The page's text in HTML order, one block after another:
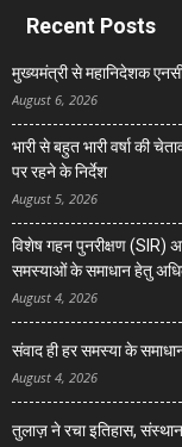
Recent Posts
मुख्यमंत्री से महानिदेशक
August 6, 2026
भारी से बहुत भारी वर्षा की
पर रहने के निर्देश
August 5, 2026
विशेष गहन पुनरीक्षण (SIR)
समस्याओं के समाधान हेतु
August 4, 2026
संवाद ही हर समस्या के
August 4, 2026
तुलाज़ ने रचा इतिहास, संस्थान